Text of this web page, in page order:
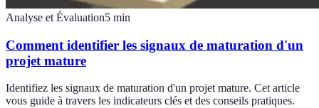
Analyse et Évaluation5 min
Comment identifier les signaux de maturation d'un
projet mature
Identifiez les signaux de maturation d'un projet mature. Cet article
vous guide à travers les indicateurs clés et des conseils pratiques.